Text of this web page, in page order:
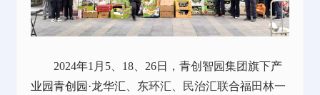
2024年1月5、18、26日，青创智园集团旗下产
业园青创园·龙华汇 、东环汇、民治汇联合福田林一